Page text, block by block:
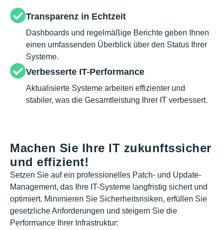
Transparenz in Echtzeit
Dashboards und regelmäßige Berichte geben Ihnen
einen umfassenden Überblick über den Status Ihrer
Systeme.
Verbesserte IT-Performance
Aktualisierte Systeme arbeiten effizienter und
stabiler, was die Gesamtleistung Ihrer IT verbessert.
Machen Sie Ihre IT zukunftssicher
und effizient!
Setzen Sie auf ein professionelles Patch- und Update-
Management, das Ihre IT-Systeme langfristig sichert und
optimiert. Minimieren Sie Sicherheitsrisiken, erfüllen Sie
gesetzliche Anforderungen und steigern Sie die
Performance Ihrer Infrastruktur: